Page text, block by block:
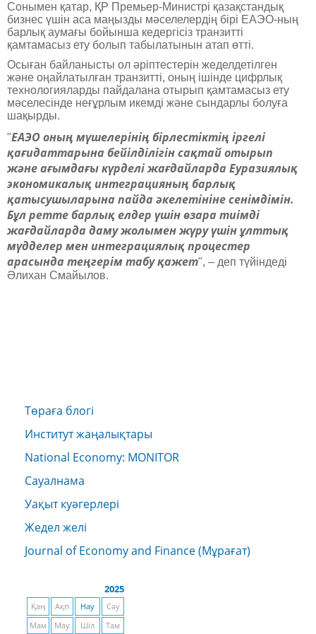
Сонымен қатар, ҚР Премьер-Министрі қазақстандық
бизнес үшін аса маңызды мәселелердің бірі ЕАЭО-ның
барлық аумағы бойынша кедергісіз транзитті
қамтамасыз ету болып табылатынын атап өтті.
Осыған байланысты ол әріптестерін жеделдетілген
және оңайлатылған транзитті, оның ішінде цифрлық
технологияларды пайдалана отырып қамтамасыз ету
мәселесінде неғұрлым икемді және сындарлы болуға
шақырды.
"ЕАЭО оның мүшелерінің бірлестіктің іргелі
қағидаттарына бейілділігін сақтай отырып
және ағымдағы күрделі жағдайларда Еуразиялық
экономикалық интеграцияның барлық
қатысушыларына пайда әкелетініне сенімдімін.
Бұл ретте барлық елдер үшін өзара тиімді
жағдайларда даму жолымен жүру үшін ұлттық
мүдделер мен интеграциялық процестер
арасында теңгерім табу қажет", – деп түйіндеді
Әлихан Смайылов.
Төраға блогі
Институт жаңалықтары
National Economy: MONITOR
Сауалнама
Уақыт куәгерлері
Жедел желі
Journal of Economy and Finance (Мұрағат)
2025
Қаң Ақп Нау
Сәу
Мам
Мау Шіл Там